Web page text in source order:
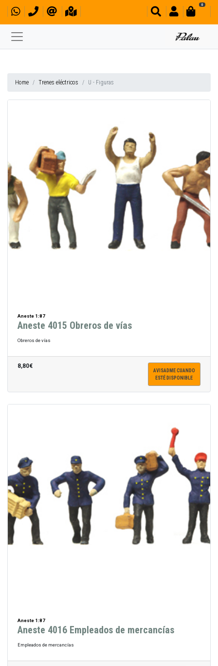
0
Home Trenes eléctricos U - Figuras
Aneste 1:87
Aneste 4015 Obreros de vías
Obreros de vías
8,80€
AVISADME CUANDO
ESTÉ DISPONIBLE
Aneste 1:87
Aneste 4016 Empleados de mercancías
Empleados de mercancías